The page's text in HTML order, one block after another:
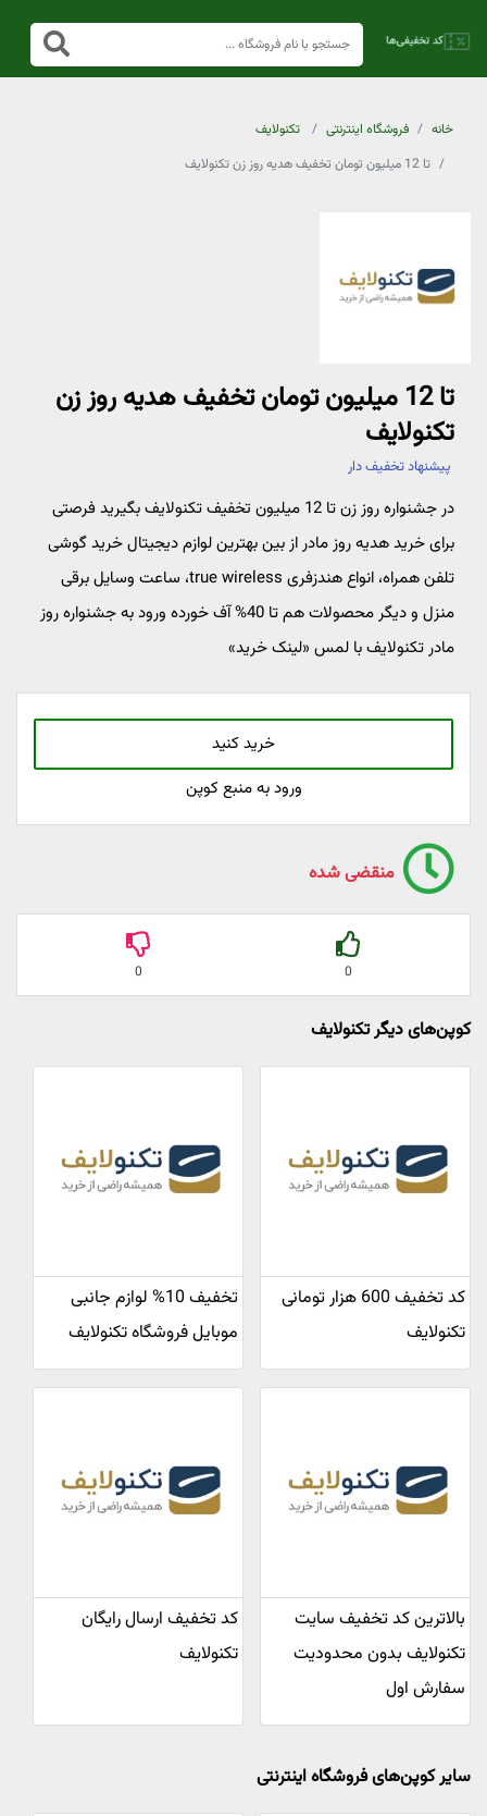
خانه فروشگاه اینترنتی
تکنولایف
تا 12 میلیون تومان تخفیف هدیه روز زن تکنولایف
تا 12 میلیون تومان تخفیف هدیه روز زن
تکنولایف
پیشنهاد تخفیف دار
در جشنواره روز زن تا 12 میلیون تخفیف تکنولایف بگیرید فرصتی
برای خرید هدیه روز مادر از بین بهترین لوازم دیجیتال خرید گوشی
تلفن همراه، انواع هندزفری true wireless، ساعت وسایل برقی
منزل و دیگر محصولات هم تا 40% آف خورده ورود به جشنواره روز
مادر تکنولایف با لمس «لینک خرید»
خرید کنید
ورود به منبع کوپن
منقضی شده
0
0
کوپن‌های دیگر تکنولایف
کد تخفیف 600 هزار تومانی
تکنولایف
تخفیف 10% لوازم جانبی
موبایل فروشگاه تکنولایف
بالاترین کد تخفیف سایت
تکنولایف بدون محدودیت
سفارش اول
کد تخفیف ارسال رایگان
تکنولایف
سایر کوپن‌های فروشگاه اینترنتی